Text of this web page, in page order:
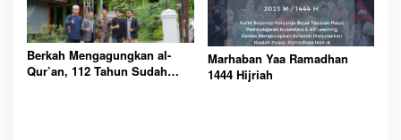
Berkah Mengagungkan al-
Qur’an, 112 Tahun Sudah
Marhaban Yaa Ramadhan
1444 Hijriah